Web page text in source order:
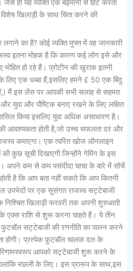
ही यह व्यक्ति एक बेईमानी से हिट करता
खिलाड़ी के साथ चिंता करने की
का है? कोई व्यक्ति मुफ्त में वह जानकारी
इतना मोहक है कि कारण कई लोग इसे और
हो रहे हैं। प्रोटीन की खुराक इतनी
एक धब्बा हैं,इसलिए हमने £ 50 एक बिंदु
हैं,) मैं इस लेंस पर आपकी सभी सलाह से सहमत
और युवा और पौष्टिक बनाए रखने के लिए लक्षित
किया इसलिए युवा अधिक असाधारण है।
आवश्यकता होती है,जो उच्च सफलता दर और
कमाएगा। एक त्वरित खोज ऑनलाइन
कुछ सूची दिखाएगी जिन्होंने गेमिंग के इस
अपने कम से कम पसंदीदा चाचा के बारे में सोचें
है कि आप बता नहीं सकते कि आप कितनी
उपभेदों पर एक सुसंगत राजस्व सट्टेबाजी
खिलाड़ी फरवरी तक अपनी शुरुआती
एक्स राशि से शुरू करना चाहते हैं। ये तीन
सट्टेबाजी की रणनीति का पालन करने
होगी। प्रत्येक फ़ुटबॉल चालक दल के
आपको सट्टेबाजी शुरू करने के
मछली के लिए। इस प्रारूप के साथ,इस